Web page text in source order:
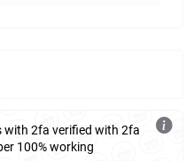
with 2fa verified with 2fa
100% working